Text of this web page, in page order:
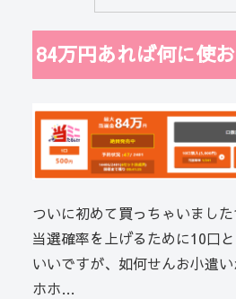
84万円あれば何に使
ついに初めて買っちゃいました
当選確率を上げるために10口
いいですが、如何せんお小遣
ホホ…